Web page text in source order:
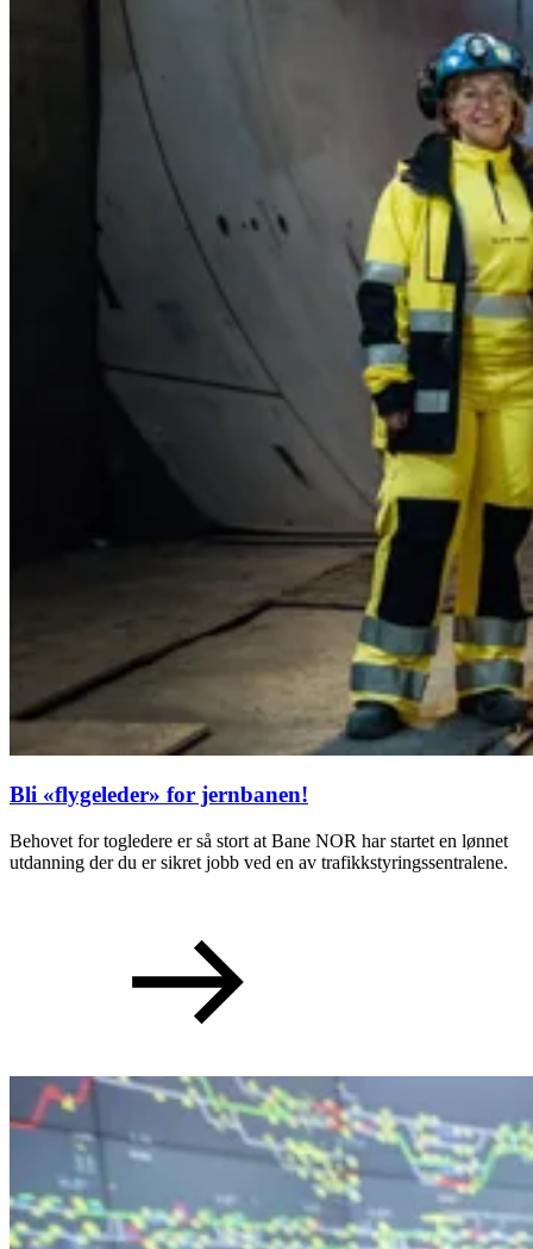
Bli «flygeleder» for jernbanen!
Behovet for togledere er så stort at Bane NOR har startet en lønnet
utdanning der du er sikret jobb ved en av trafikkstyringssentralene.